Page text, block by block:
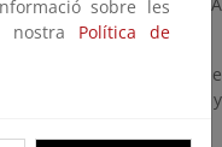
en Asturias de
Castrillón, Villaviciosa y
sobre les
nostra Política de